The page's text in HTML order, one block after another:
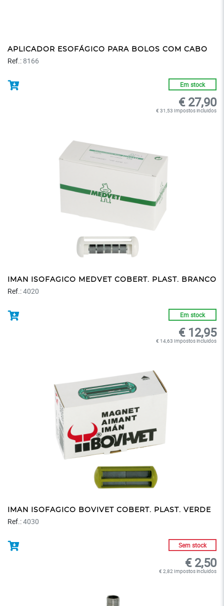
APLICADOR ESOFÁGICO PARA BOLOS COM CABO
Ref.: 8166
Em stock
€ 27,90
€ 31,53 Impostos incluidos
IMAN ISOFAGICO MEDVET COBERT. PLAST. BRANCO
Ref.:4020
Em stock
€ 12,95
€ 14,63 Impostos incluidos
IMAN ISOFAGICO BOVIVET COBERT. PLAST. VERDE
Ref.:4030
Sem stock
€ 2,50
€ 2,82 Impostos incluidos